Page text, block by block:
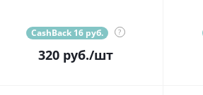
CashBack 16 руб. ?
320руб./шт